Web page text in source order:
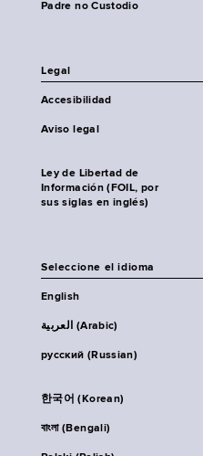
Padre no Custodio
Legal
Accesibilidad
Aviso legal
Ley de Libertad de
Información (FOIL, por
sus siglas en inglés)
Seleccione el idioma
English
العربية (Arabic)
русский (Russian)
한국어 (Korean)
বাংলা (Bengali)